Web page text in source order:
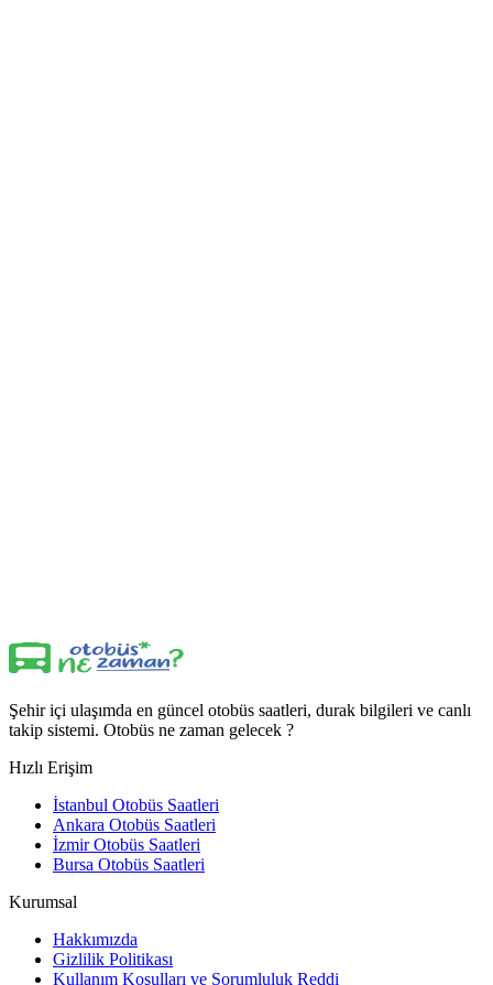
Şehir içi ulaşımda en güncel otobüs saatleri, durak bilgileri ve canlı
takip sistemi. Otobüs ne zaman gelecek ?
Hızlı Erişim
İstanbul Otobüs Saatleri
Ankara Otobüs Saatleri
İzmir Otobüs Saatleri
Bursa Otobüs Saatleri
Kurumsal
Hakkımızda
Gizlilik Politikası
Kullanım Koşulları ve Sorumluluk Reddi